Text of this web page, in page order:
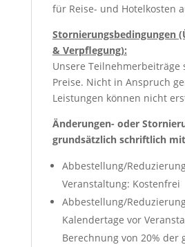
für Reise- und Hotelkosten
Stornierungsbedingungen
& Verpflegung):
Unsere Teilnehmerbeiträge
Preise. Nicht in Anspruch
Leistungen können nicht
Änderungen- oder
grundsätzlich schriftlich
Abbestellung/
Veranstaltung: Kostenfrei
Abbestellung/
Kalendertage vor
Berechnung von 20% der